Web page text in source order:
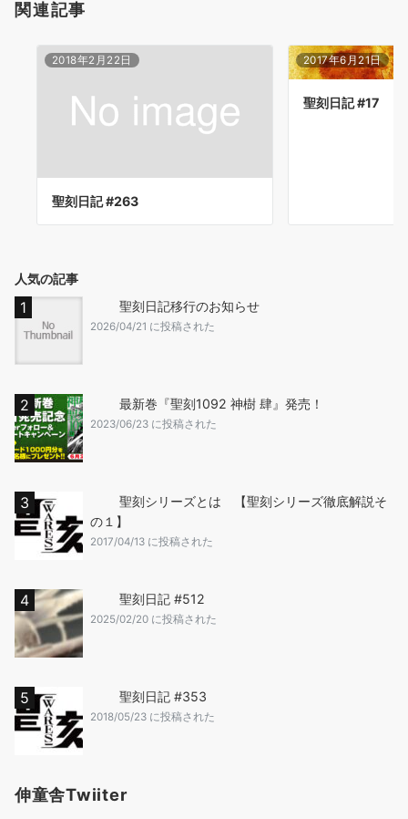
関連記事
2018年2月22日
聖刻日記 #263
2017年6月21日
聖刻日記 #17
人気の記事
聖刻日記移行のお知らせ
2026/04/21 に投稿された
最新巻『聖刻1092 神樹 肆』発売！
2023/06/23 に投稿された
聖刻シリーズとは 【聖刻シリーズ徹底解説そ
の１】
2017/04/13 に投稿された
聖刻日記 #512
2025/02/20 に投稿された
聖刻日記 #353
2018/05/23 に投稿された
伸童舎Twiiter